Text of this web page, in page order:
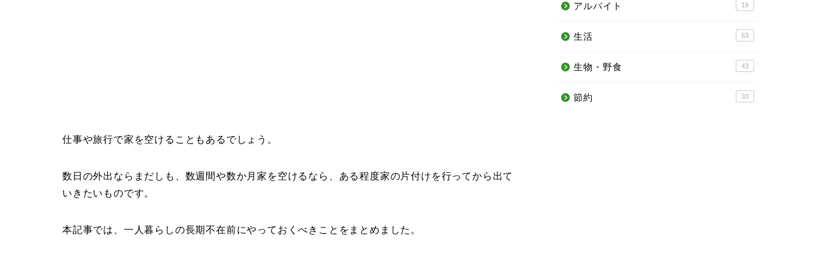
仕事や旅行で家を空けることもあるでしょう。
数日の外出ならまだしも、数週間や数か月家を空けるなら、ある程度家の片付けを行ってから出て
いきたいものです。
本記事では、一人暮らしの長期不在前にやっておくべきことをまとめました。
アルバイト 19
生活 63
生物・野食 43
節約 33